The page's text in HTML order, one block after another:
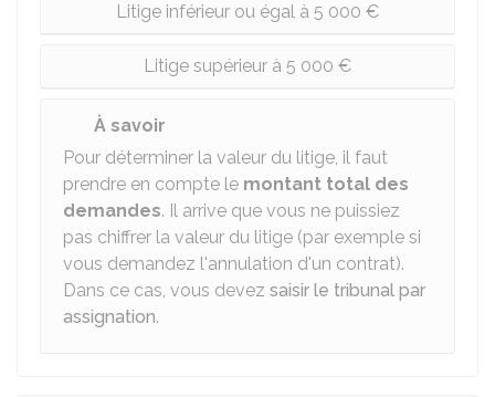
Litige inférieur ou égal à 5 000 €
Litige supérieur à 5 000 €
À savoir
Pour déterminer la valeur du litige, il faut
prendre en compte le montant total des
demandes. Il arrive que vous ne puissiez
pas chiffrer la valeur du litige (par exemple si
vous demandez l'annulation d'un contrat).
Dans ce cas, vous devez saisir le tribunal par
assignation.